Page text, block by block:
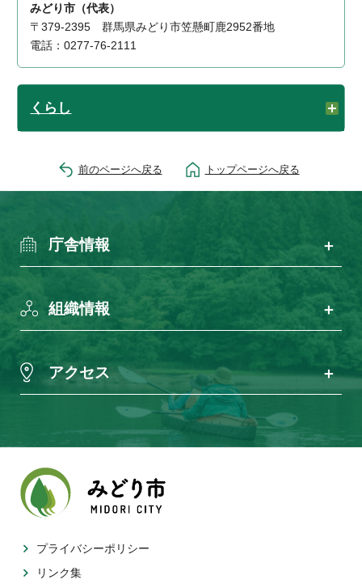
みどり市（代表）
〒379-2395 群馬県みどり市笠懸町鹿2952番地
電話：0277-76-2111
くらし
前のページへ戻る トップページへ戻る
庁舎情報
組織情報
アクセス
プライバシーポリシー
リンク集